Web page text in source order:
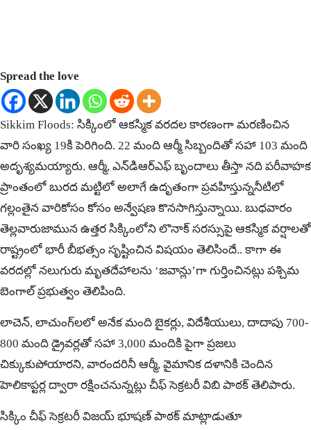
Spread the love
Sikkim Floods: సిక్కింలో ఆకస్మిక వరదల కారణంగా మరణించిన
వారి సంఖ్య 19కి పెరిగింది. 22 మంది ఆర్మీ సిబ్బందితో సహా 103 మంది
అదృశ్యమయ్యారు. ఆర్మీ, ఎన్‌డిఆర్‌ఎఫ్ బృందాలు తీస్తా నది పరీవాహక
ప్రాంతంలో బురద మట్టిలో అలాగే ఉదృతంగా ప్రవహిస్తున్ననీటిలో
గల్లంతైన వారికోసం కోసం అన్వేషణ కొనసాగిస్తున్నాయి. బుధవారం
తెల్లవారుజామున ఉత్తర సిక్కింలోని లొనాక్ సరస్సుపై ఆకస్మిక వర్షాలతో
రాష్ట్రంలో భారీ బీభత్సం సృష్టించిన విషయం తెలిసిందే.. కాగా ఈ
వరదల్లో నలుగురు మృతదేహాలను ‘జవాన్లు’గా గుర్తించినట్లు పశ్చిమ
బెంగాల్ ప్రభుత్వం తెలిపింది.
లాచెన్, లాచుంగ్‌లలో అనేక మంది బైకర్లు, విదేశీయులు, దాదాపు 700-
800 మంది డ్రైవర్లతో సహా 3,000 మందికి పైగా ప్రజలు
చిక్కుకుపోయారని, వారందరినీ ఆర్మీ, వైమానిక దళానికి చెందిన
హెలికాప్టర్ల ద్వారా రక్షించనున్నట్లు చీఫ్ సెక్రటరీ విబి పాఠక్ తెలిపారు.
సిక్కిం చీఫ్ సెక్రటరీ విజయ్ భూషణ్ పాఠక్ మాట్లాడుతూ